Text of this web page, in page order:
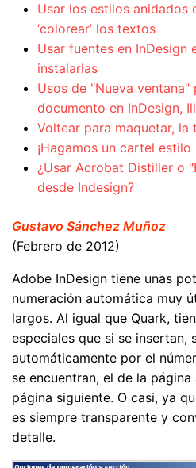
Usar los estilos anidados
‘colorear’ los textos
Usar fuentes en InDesign
instalarlas
Usos de "Nueva ventana"
documento en InDesign,
Voltear para maquetar, la
¡Hagamos un cartel
¿Usar Acrobat Distiller o
desde Indesign?
Gustavo Sánchez Muñoz
(Febrero de 2012)
Adobe InDesign tiene unas
numeración automática muy
largos. Al igual que Quark,
especiales que si se insertan,
automáticamente por el
se encuentran, el de la
página siguiente. O casi, ya
es siempre transparente y
detalle.